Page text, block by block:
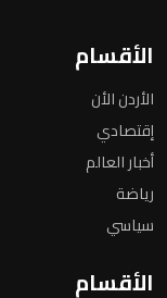
الأقسام
الأردن الأن
إقتصادي
أخبار العالم
رياضة
سياسي
الأقسام